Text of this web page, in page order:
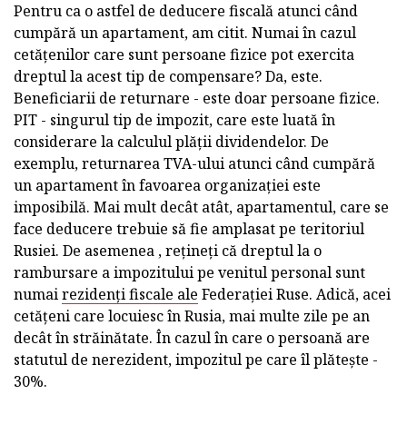
Pentru ca o astfel de deducere fiscală atunci când
cumpără un apartament, am citit. Numai în cazul
cetățenilor care sunt persoane fizice pot exercita
dreptul la acest tip de compensare? Da, este.
Beneficiarii de returnare - este doar persoane fizice.
PIT - singurul tip de impozit, care este luată în
considerare la calculul plății dividendelor. De
exemplu, returnarea TVA-ului atunci când cumpără
un apartament în favoarea organizației este
imposibilă. Mai mult decât atât, apartamentul, care se
face deducere trebuie să fie amplasat pe teritoriul
Rusiei. De asemenea , rețineți că dreptul la o
rambursare a impozitului pe venitul personal sunt
numairezidenți fiscale ale Federației Ruse. Adică, acei
cetățeni care locuiesc în Rusia, mai multe zile pe an
decât în străinătate. În cazul în care o persoană are
statutul de nerezident, impozitul pe care îl plătește -
30%.